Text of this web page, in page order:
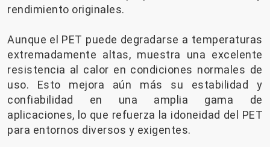
rendimiento originales.
Aunque el PET puede degradarse a temperaturas
extremadamente altas, muestra una excelente
resistencia al calor en condiciones normales de
uso. Esto mejora aún más su estabilidad y
confiabilidad en una amplia gama de
aplicaciones, lo que refuerza la idoneidad del PET
para entornos diversos y exigentes.